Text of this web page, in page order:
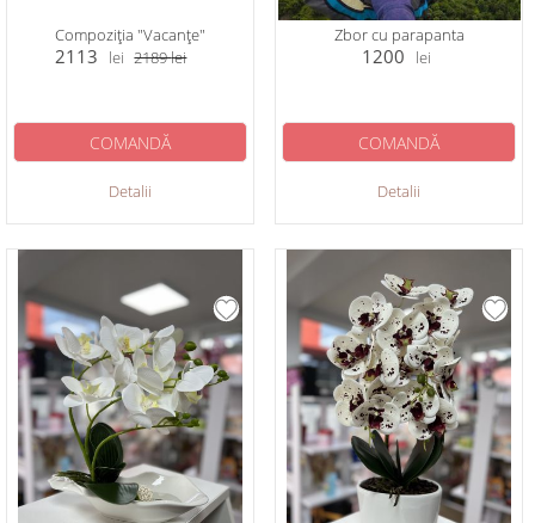
Compoziția "Vacanțe"
2113 lei 2189lei
Detalii
COMANDĂ
Zbor cu parapanta
1200 lei
Detalii
COMANDĂ